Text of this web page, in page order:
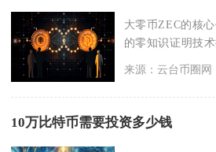
大零币ZEC的核
的零知识证明技
来源：云台币圈网
10万比特币需要投资多少钱